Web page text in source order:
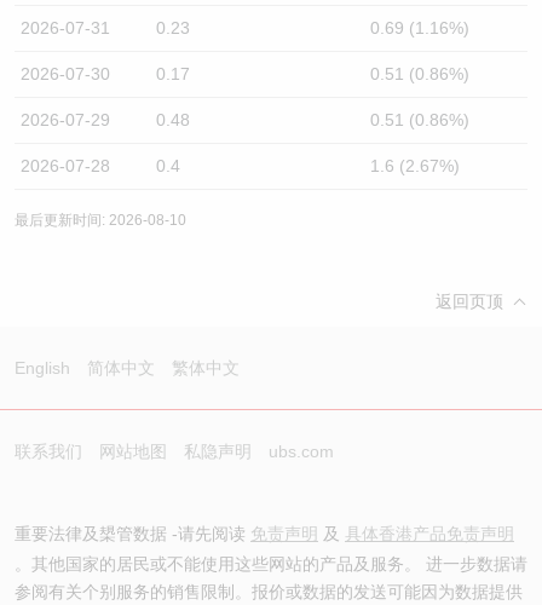
2026-07-31 0.23 0.69 (1.16%)
2026-07-30 0.17 0.51 (0.86%)
2026-07-29 0.48 0.51 (0.86%)
2026-07-28 0.4 1.6 (2.67%)
最后更新时间: 2026-08-10
返回页顶
English 简体中文 繁体中文
联系我们 网站地图 私隐声明 ubs.com
重要法律及槼管数据 -请先阅读 免责声明 及 具体香港产品免责声明
。其他国家的居民或不能使用这些网站的产品及服务。 进一步数据请
参阅有关个别服务的销售限制。报价或数据的发送可能因为数据提供